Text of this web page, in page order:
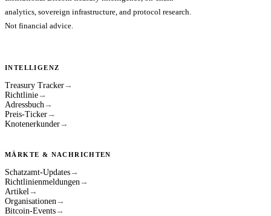
analytics, sovereign infrastructure, and protocol research.
Not financial advice.
INTELLIGENZ
Treasury Tracker →
Richtlinie →
Adressbuch →
Preis-Ticker →
Knotenerkunder →
MÄRKTE & NACHRICHTEN
Schatzamt-Updates →
Richtlinienmeldungen →
Artikel →
Organisationen →
Bitcoin-Events →